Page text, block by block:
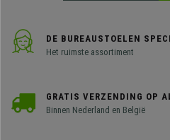
DE BUREAUSTOELEN
Het ruimste assortiment
GRATIS VERZENDING OP
Binnen Nederland en België